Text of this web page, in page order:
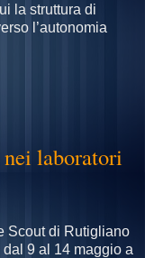
la struttura di
l’autonomia
laboratori
Scout di Rutigliano
9 al 14 maggio a